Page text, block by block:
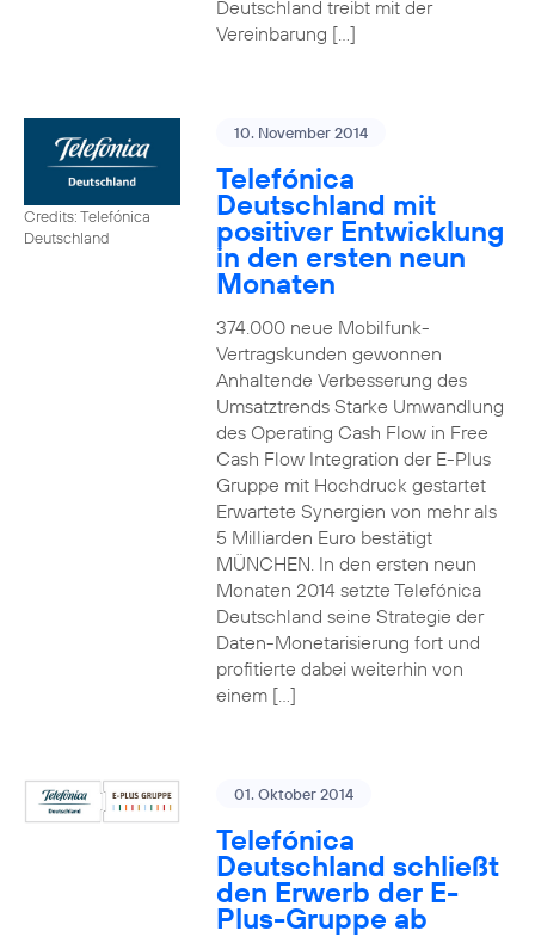
Deutschland treibt mit der
Vereinbarung […]
Credits: Telefónica
Deutschland
10. November 2014
Telefónica
Deutschland mit
positiver Entwicklung
in den ersten neun
Monaten
374.000 neue Mobilfunk-
Vertragskunden gewonnen
Anhaltende Verbesserung des
Umsatztrends Starke Umwandlung
des Operating Cash Flow in Free
Cash Flow Integration der E-Plus
Gruppe mit Hochdruck gestartet
Erwartete Synergien von mehr als
5 Milliarden Euro bestätigt
MÜNCHEN. In den ersten neun
Monaten 2014 setzte Telefónica
Deutschland seine Strategie der
Daten-Monetarisierung fort und
profitierte dabei weiterhin von
einem […]
01. Oktober 2014
Telefónica
Deutschland schließt
den Erwerb der E-
Plus-Gruppe ab